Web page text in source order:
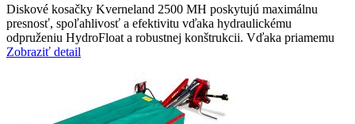
Diskové kosačky Kverneland 2500 MH poskytujú maximálnu
presnosť, spoľahlivosť a efektivitu vďaka hydraulickému
odpruženiu HydroFloat a robustnej konštrukcii. Vďaka priamemu
Zobraziť detail